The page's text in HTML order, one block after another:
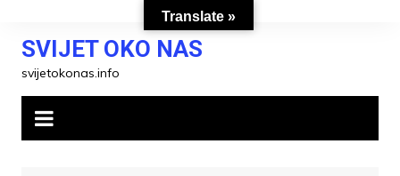
contentSVIJET OKO NAS
svijetokonas.info
Translate »